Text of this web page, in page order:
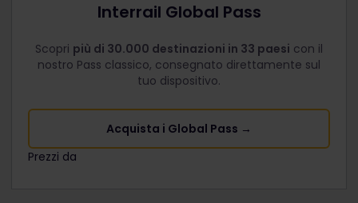
Interrail Global Pass
Scopri più di 30.000 destinazioni in 33 paesi con il
nostro Pass classico, consegnato direttamente sul
tuo dispositivo.
Acquista i Global Pass →
Prezzi da